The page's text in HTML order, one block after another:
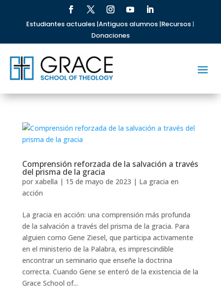
Estudiantes actuales |Antiguos alumnos |Recursos |
Donaciones
Comprensión reforzada de la salvación a través
del prisma de la gracia
por xabella | 15 de mayo de 2023 | La gracia en
acción
La gracia en acción: una comprensión más profunda
de la salvación a través del prisma de la gracia. Para
alguien como Gene Ziesel, que participa activamente
en el ministerio de la Palabra, es imprescindible
encontrar un seminario que enseñe la doctrina
correcta. Cuando Gene se enteró de la existencia de la
Grace School of...